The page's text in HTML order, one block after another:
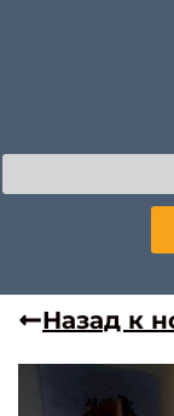
Назад к